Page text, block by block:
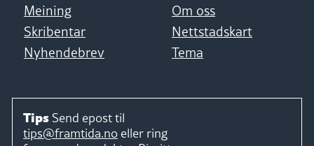
Meining
Om oss
Skribentar
Nettstadskart
Nyhendebrev
Tema
Tips Send epost til
tips@framtida.no eller ring